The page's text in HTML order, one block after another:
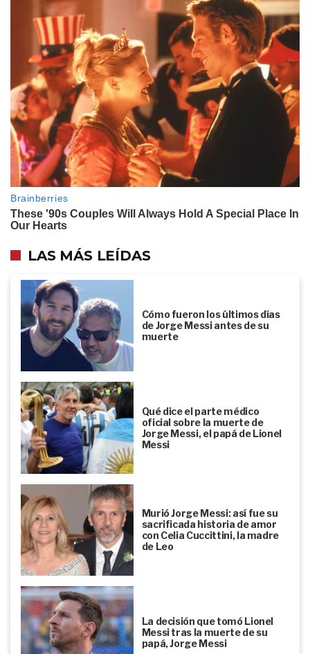
LAS MÁS LEÍDAS
Cómo fueron los últimos días
de Jorge Messi antes de su
muerte
Qué dice el parte médico
oficial sobre la muerte de
Jorge Messi, el papá de Lionel
Messi
Murió Jorge Messi: así fue su
sacrificada historia de amor
con Celia Cuccittini, la madre
de Leo
La decisión que tomó Lionel
Messi tras la muerte de su
papá, Jorge Messi